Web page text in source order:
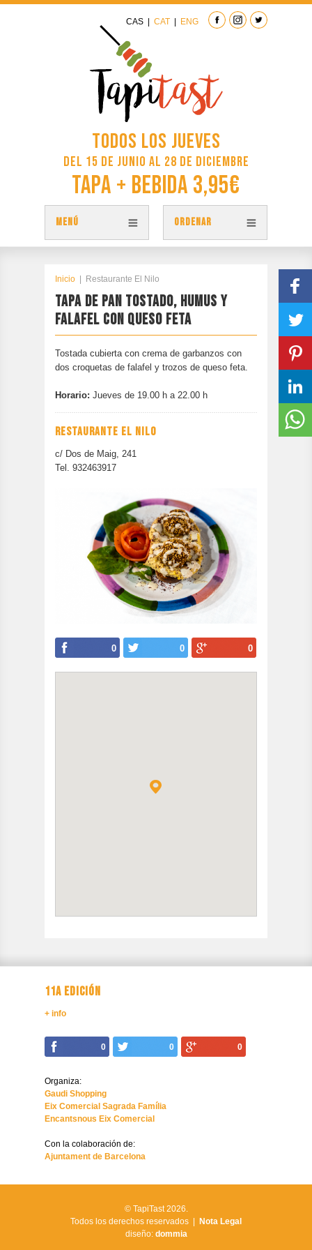
CAS CAT ENG
Todos los jueves
del 15 de junio al 28 de diciembre
Tapa + Bebida 3,95€
MENÚ
PLANO TAPITAST
PARTICIPA
CONTACTAR
EDICIÓN ANTERIOR
ORDENAR
Inicio Restaurante El Nilo
TAPA DE PAN TOSTADO, HUMUS Y
FALAFEL CON QUESO FETA
Tostada cubierta con crema de garbanzos con
dos croquetas de falafel y trozos de queso feta.
Horario: Jueves de 19.00 h a 22.00 h
RESTAURANTE EL NILO
c/ Dos de Maig, 241
Tel. 932463917
0 0 0
11A EDICIÓN
+ info
0 0 0
Organiza:
Gaudi Shopping
Eix Comercial Sagrada Família
Encantsnous Eix Comercial
Con la colaboración de:
Ajuntament de Barcelona
© TapiTast 2026.
Todos los derechos reservados | Nota Legal
diseño: dommia